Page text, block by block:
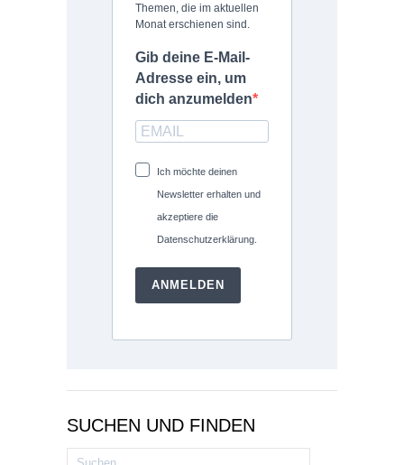
Themen, die im aktuellen
Monat erschienen sind.
Gib deine E-Mail-
Adresse ein, um
dich anzumelden
Ich möchte deinen
Newsletter erhalten und
akzeptiere die
Datenschutzerklärung.
ANMELDEN
SUCHEN UND FINDEN
Suchen